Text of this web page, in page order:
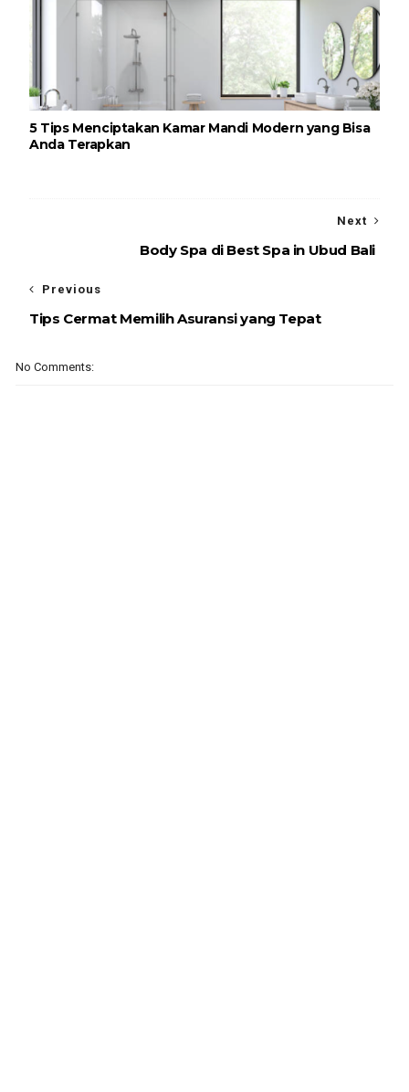
5 Tips Menciptakan Kamar Mandi Modern yang Bisa
Anda Terapkan
Next
Body Spa di Best Spa in Ubud Bali
Previous
Tips Cermat Memilih Asuransi yang Tepat
No Comments: